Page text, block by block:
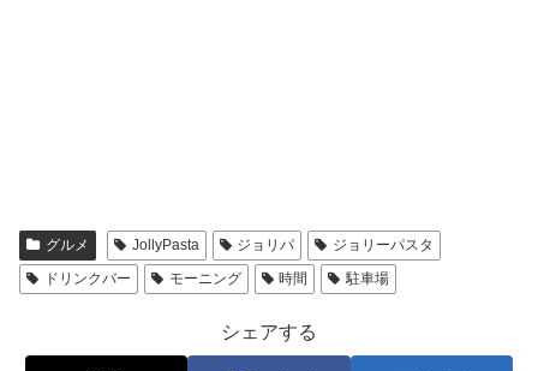
グルメ JollyPasta ジョリパ
ジョリーパスタ
ドリンクバー
モーニング 時間 駐車場
シェアする